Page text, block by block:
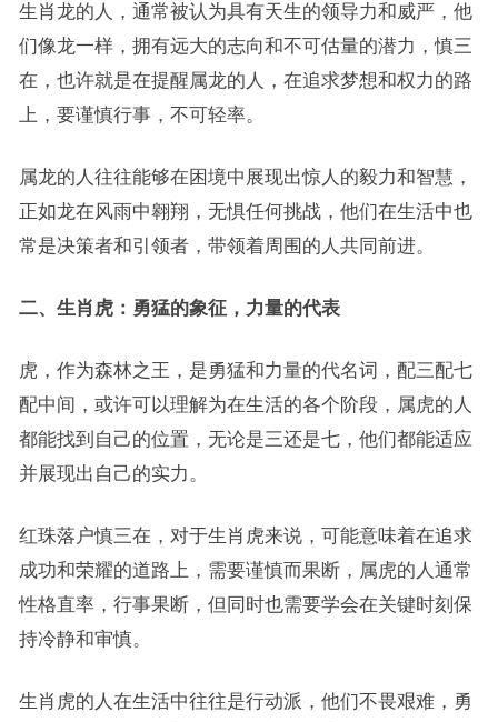
生肖龙的人，通常被认为具有天生的领导力和威严，他
们像龙一样，拥有远大的志向和不可估量的潜力，慎三
在，也许就是在提醒属龙的人，在追求梦想和权力的路
上，要谨慎行事，不可轻率。
属龙的人往往能够在困境中展现出惊人的毅力和智慧，
正如龙在风雨中翱翔，无惧任何挑战，他们在生活中也
常是决策者和引领者，带领着周围的人共同前进。
二、生肖虎：勇猛的象征，力量的代表
虎，作为森林之王，是勇猛和力量的代名词，配三配七
配中间，或许可以理解为在生活的各个阶段，属虎的人
都能找到自己的位置，无论是三还是七，他们都能适应
并展现出自己的实力。
红珠落户慎三在，对于生肖虎来说，可能意味着在追求
成功和荣耀的道路上，需要谨慎而果断，属虎的人通常
性格直率，行事果断，但同时也需要学会在关键时刻保
持冷静和审慎。
生肖虎的人在生活中往往是行动派，他们不畏艰难，勇